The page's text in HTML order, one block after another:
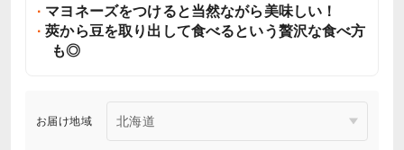
マヨネーズをつけると当然ながら美味しい！
莢から豆を取り出して食べるという贅沢な食べ方
も◎
お届け地域